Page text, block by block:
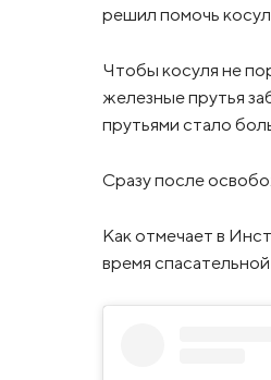
решил помочь
Чтобы косуля не
железные прутья
прутьями стало
Сразу после
Как отмечает в
время